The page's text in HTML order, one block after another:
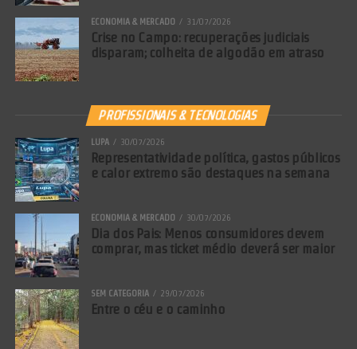
ECONOMIA & MERCADO 31/07/2026
Crise no Campo: recuperações judiciais
disparam; colheita de algodão em atraso
PROFISSIONAIS & TECNOLOGIAS
LUPA 30/07/2026
Representatividade política, gastos públicos
e calor extremo são destaques na semana
ECONOMIA & MERCADO 30/07/2026
Dia dos Pais: Menos consumidores devem
comprar, mas ticket médio deverá ser maior
SEM CATEGORIA 29/07/2026
Entre o céu e o caminho